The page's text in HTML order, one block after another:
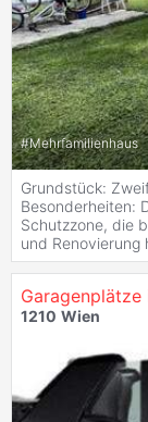
#Mehrfamilienhaus
Grundstück:
Besonderheiten:
Schutzzone, die
und Renovierung
Garagenplätze
1210 Wien